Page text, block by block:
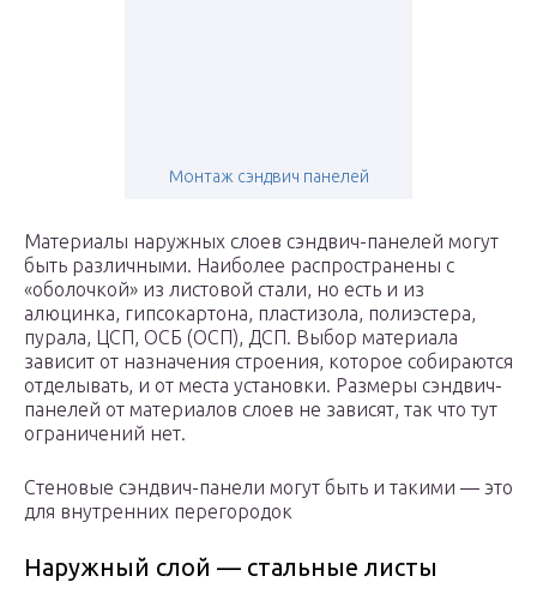
Монтаж сэндвич панелей
Материалы наружных слоев сэндвич-панелей могут
быть различными. Наиболее распространены с
«оболочкой» из листовой стали, но есть и из
алюцинка, гипсокартона, пластизола, полиэстера,
пурала, ЦСП, ОСБ (ОСП), ДСП. Выбор материала
зависит от назначения строения, которое собираются
отделывать, и от места установки. Размеры сэндвич-
панелей от материалов слоев не зависят, так что тут
ограничений нет.
Стеновые сэндвич-панели могут быть и такими — это
для внутренних перегородок
Наружный слой — стальные листы